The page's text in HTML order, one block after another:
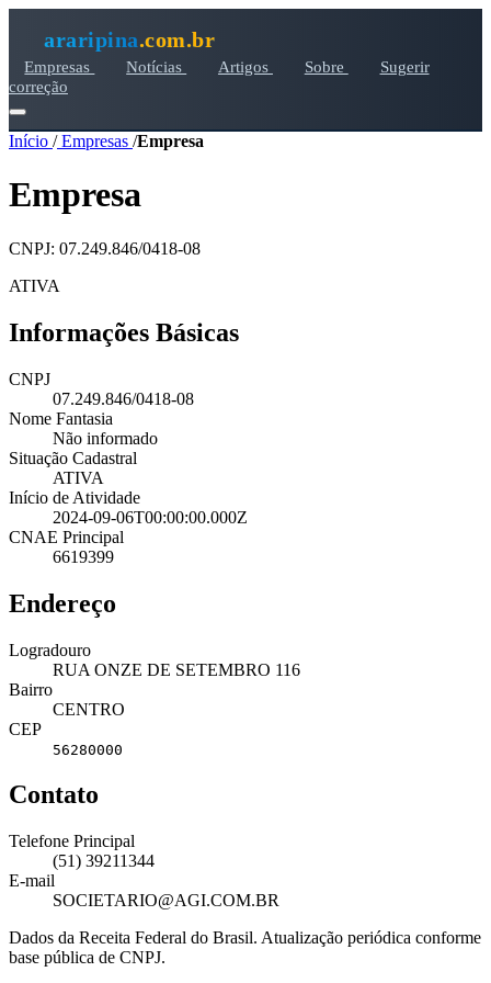
araripina.com.br
Empresas Notícias Artigos Sobre
Sugerir
correção
Início /Empresas /Empresa
Empresa
CNPJ: 07.249.846/0418-08
ATIVA
Informações Básicas
CNPJ
07.249.846/0418-08
Nome Fantasia
Não informado
Situação Cadastral
ATIVA
Início de Atividade
2024-09-06T00:00:00.000Z
CNAE Principal
6619399
Endereço
Logradouro
RUA ONZE DE SETEMBRO 116
Bairro
CENTRO
CEP
56280000
Contato
Telefone Principal
(51) 39211344
E-mail
SOCIETARIO@AGI.COM.BR
Dados da Receita Federal do Brasil. Atualização periódica conforme
base pública de CNPJ.